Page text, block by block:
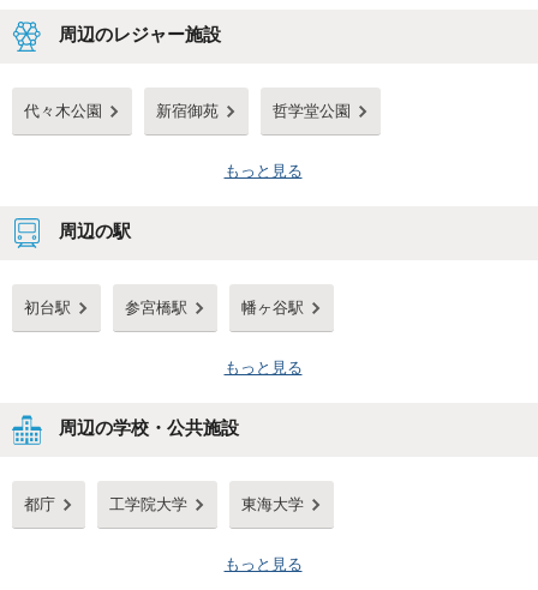
周辺のレジャー施設
代々木公園 新宿御苑 哲学堂公園
もっと見る
周辺の駅
初台駅 参宮橋駅 幡ヶ谷駅
もっと見る
周辺の学校・公共施設
都庁 工学院大学 東海大学
もっと見る